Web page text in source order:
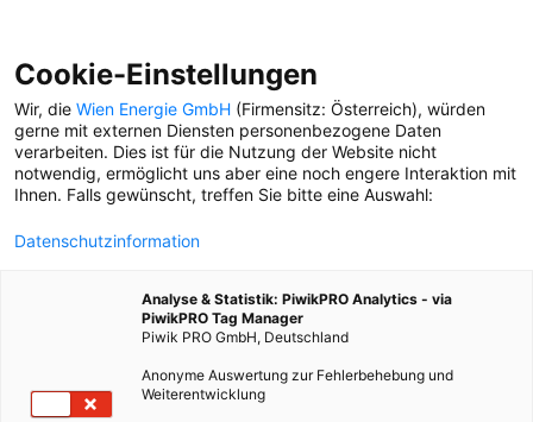
BRONISLAW ZELEK
Firmenlogos: Schriftzüge
erzählen viele Geschichten
über eine Stadt.
Cookie-Einstellungen
Wir, die Wien Energie GmbH (Firmensitz: Österreich), würden
gerne mit externen Diensten personenbezogene Daten
verarbeiten. Dies ist für die Nutzung der Website nicht
notwendig, ermöglicht uns aber eine noch engere Interaktion mit
Ihnen. Falls gewünscht, treffen Sie bitte eine Auswahl:
Datenschutzinformation
Analyse & Statistik: PiwikPRO Analytics - via
PiwikPRO Tag Manager
Piwik PRO GmbH, Deutschland
Anonyme Auswertung zur Fehlerbehebung und
Weiterentwicklung